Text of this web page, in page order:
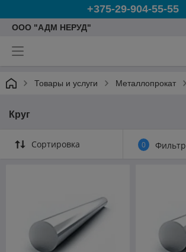
+375-29-904-55-55
ООО "АДМ НЕРУД"
Товары и услуги Металлопрокат
Круг
Сортировка 0